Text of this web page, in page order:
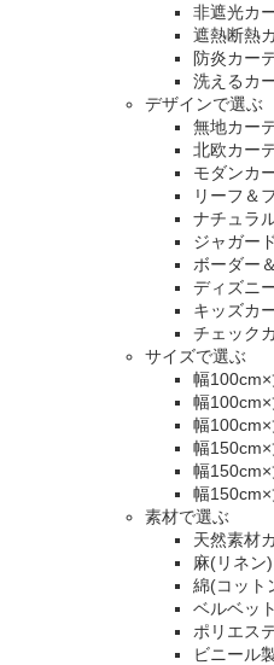
非遮光カ
遮熱断熱
防炎カー
洗えるカ
デザインで選ぶ
無地カー
北欧カー
モダンカ
リーフ＆
ナチュラ
ジャガー
ボーダー
ディズニ
キッズカ
チェック
サイズで選ぶ
幅
幅
幅
幅
幅
幅
素材で選ぶ
天然素材
麻(リネン
綿(コット
ベルベッ
ポリエス
ビニール